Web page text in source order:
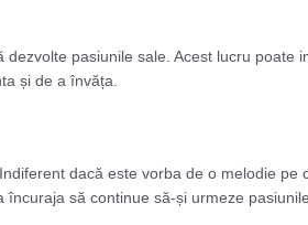
pasiunile sale. Acest lucru poate
și de a învăța.
dacă este vorba de o melodie
să continue să-și urmeze